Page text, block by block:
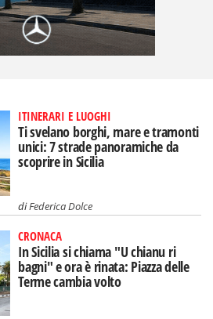
ITINERARI E LUOGHI
Ti svelano borghi, mare e tramonti
unici: 7 strade panoramiche da
scoprire in Sicilia
diFederica Dolce
CRONACA
In Sicilia si chiama "U chianu ri
bagni" e ora è rinata: Piazza delle
Terme cambia volto